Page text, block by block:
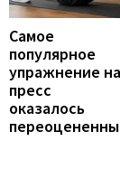
Самое
популярное
упражнение на
пресс
оказалось